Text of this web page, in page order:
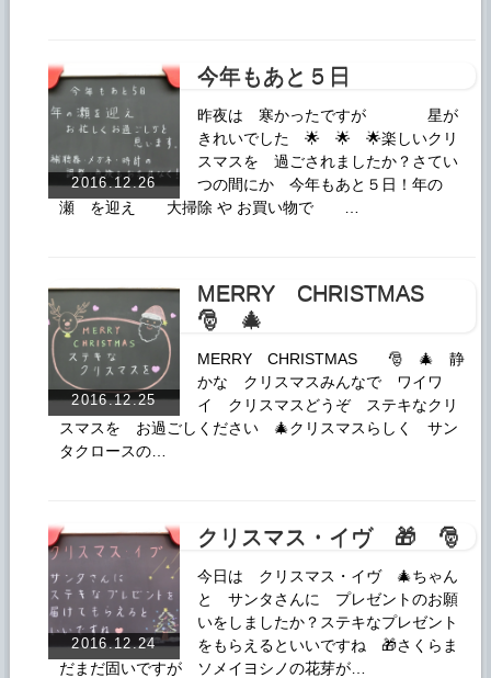
2016.12.26
今年もあと５日
昨夜は 寒かったですが 星が
きれいでした 🌟 🌟 🌟楽しいクリ
スマスを 過ごされましたか？さてい
つの間にか 今年もあと５日！年の
瀬 を迎え 大掃除 や お買い物で …
2016.12.25
MERRY CHRISTMAS
🎅 🎄
MERRY CHRISTMAS 🎅 🎄 静
かな クリスマスみんなで ワイワ
イ クリスマスどうぞ ステキなクリ
スマスを お過ごしください 🎄クリスマスらしく サン
タクロースの…
2016.12.24
クリスマス・イヴ 🎁 🎅
今日は クリスマス・イヴ 🎄ちゃん
と サンタさんに プレゼントのお願
いをしましたか？ステキなプレゼント
をもらえるといいですね 🎁さくらま
だまだ固いですが ソメイヨシノの花芽が…